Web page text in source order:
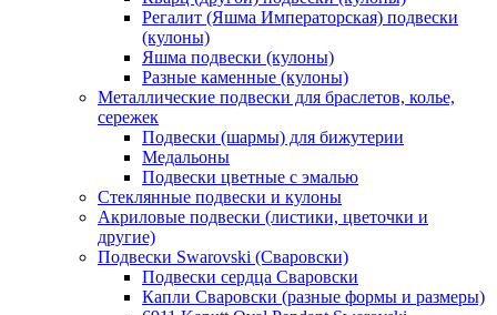
Регалит (Яшма Императорская) подвески
(кулоны)
Яшма подвески (кулоны)
Разные каменные (кулоны)
Металлические подвески для браслетов, колье,
сережек
Подвески (шармы) для бижутерии
Медальоны
Подвески цветные с эмалью
Стеклянные подвески и кулоны
Акриловые подвески (листики, цветочки и
другие)
Подвески Swarovski (Сваровски)
Подвески сердца Сваровски
Капли Сваровски (разные формы и размеры)